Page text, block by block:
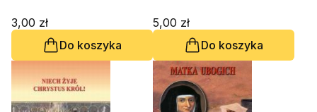
3,00 zł
Do koszyka
5,00 zł
Do koszyka